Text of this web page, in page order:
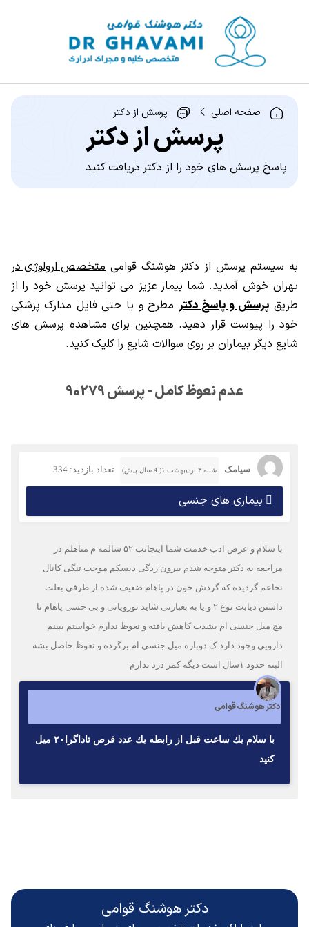
صفحه اصلی پرسش از دکتر
پرسش از دکتر
پاسخ پرسش های خود را از دکتر دریافت کنید
به سیستم پرسش از دکتر هوشنگ قوامی متخصص ارولوژی در
تهران خوش آمدید. شما بیمار عزیز می توانید پرسش خود را از
طریق پرسش و پاسخ دکتر مطرح و یا حتی فایل مدارک پزشکی
خود را پیوست قرار دهید. همچنین برای مشاهده پرسش های
شایع دیگر بیماران بر روی سوالات شایع را کلیک کنید.
عدم نعوظ کامل - پرسش 90279
سیامک شنبه ۳ اردیبهشت ۱( 4 سال پیش) تعداد بازدید: 334
بیماری های جنسی
با سلام و عرض ادب خدمت شما اینجانب ۵۲ سالمه م متاهلم در
مراجعه به دکتر متوجه شدم بیرون زدگی دیسکم موجب تنگی کانال
نخاعم گردیده که گردش خون در پاهام ضعیف شده از طرفی بعلت
داشتن دیابت نوع ۲ و یا به بعبارتی شاید نوروپاتی و بی حسی پاهام تا
مچ میل جنسی ام بشدت کاهش یافته و نعوظ ندارم خواستم ببینم
دارویی وجود دارد ک دوباره میل جنسی ام برگرده و نعوظ حاصل بشه
البته حدود ۱سال است دیگه کمر درد ندارم
دکتر هوشنگ قوامی
با سلام يك ساعت قبل از رابطه يك عدد قرص تاداگرا٢٠ ميل
كنيد
دکتر هوشنگ قوامی